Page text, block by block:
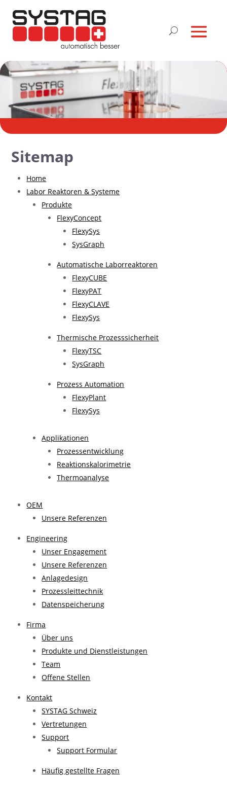
Sitemap
Home
Labor Reaktoren & Systeme
Produkte
FlexyConcept
FlexySys
SysGraph
Automatische Laborreaktoren
FlexyCUBE
FlexyPAT
FlexyCLAVE
FlexySys
Thermische Prozesssicherheit
FlexyTSC
SysGraph
Prozess Automation
FlexyPlant
FlexySys
Applikationen
Prozessentwicklung
Reaktionskalorimetrie
Thermoanalyse
OEM
Unsere Referenzen
Engineering
Unser Engagement
Unsere Referenzen
Anlagedesign
Prozessleittechnik
Datenspeicherung
Firma
Über uns
Produkte und Dienstleistungen
Team
Offene Stellen
Kontakt
SYSTAG Schweiz
Vertretungen
Support
Support Formular
Häufig gestellte Fragen